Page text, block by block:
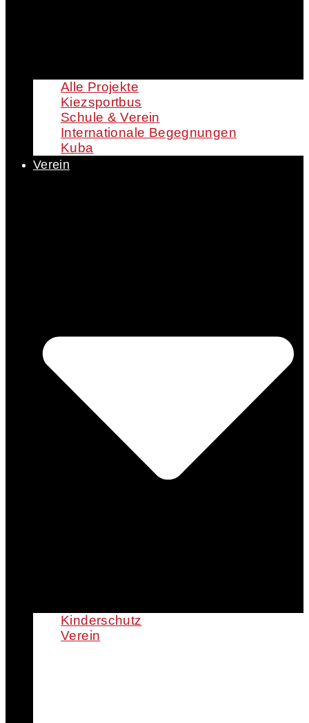
Alle Projekte
Kiezsportbus
Schule & Verein
Internationale Begegnungen
Kuba
Verein
Kinderschutz
Verein